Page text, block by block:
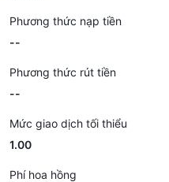
Phương thức nạp tiền
--
Phương thức rút tiền
--
Mức giao dịch tối thiểu
1.00
Phí hoa hồng